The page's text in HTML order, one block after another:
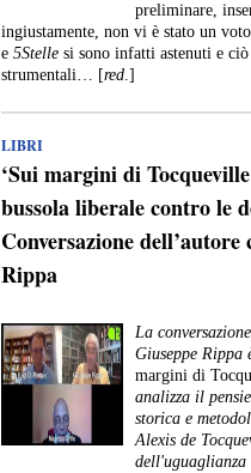
preliminare,
ingiustamente, non vi è stato un
e 5Stelle si sono infatti astenuti e
strumentali… [red.]
LIBRI
‘Sui margini di
bussola liberale contro le
Conversazione
Rippa
La
Giuseppe
margini di
analizza il
storica e
Alexis de
dell'uguaglianza